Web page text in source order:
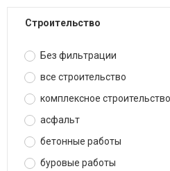
строительство
Без фильтрации
все строительство
комплексное строительство
асфальт
бетонные работы
буровые работы